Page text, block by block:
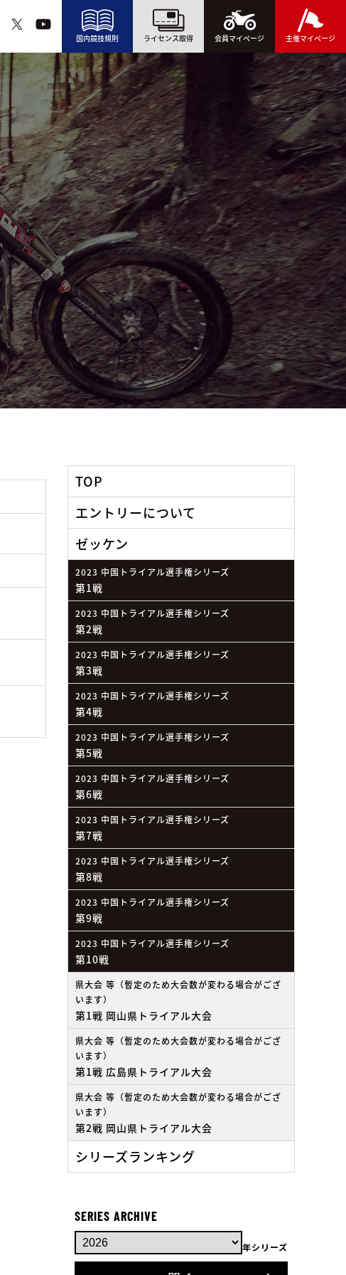
国内競技規則 ライセンス取得 会員マイページ 主催マイページ
TOP
エントリーについて
ゼッケン
2023 中国トライアル選手権シリーズ
第1戦
2023 中国トライアル選手権シリーズ
第2戦
2023 中国トライアル選手権シリーズ
第3戦
2023 中国トライアル選手権シリーズ
第4戦
2023 中国トライアル選手権シリーズ
第5戦
2023 中国トライアル選手権シリーズ
第6戦
2023 中国トライアル選手権シリーズ
第7戦
2023 中国トライアル選手権シリーズ
第8戦
2023 中国トライアル選手権シリーズ
第9戦
2023 中国トライアル選手権シリーズ
第10戦
県大会 等（暫定のため大会数が変わる場合がござ
います）
第1戦 岡山県トライアル大会
県大会 等（暫定のため大会数が変わる場合がござ
います）
第1戦 広島県トライアル大会
県大会 等（暫定のため大会数が変わる場合がござ
います）
第2戦 岡山県トライアル大会
シリーズランキング
SERIES ARCHIVE
年シリーズ